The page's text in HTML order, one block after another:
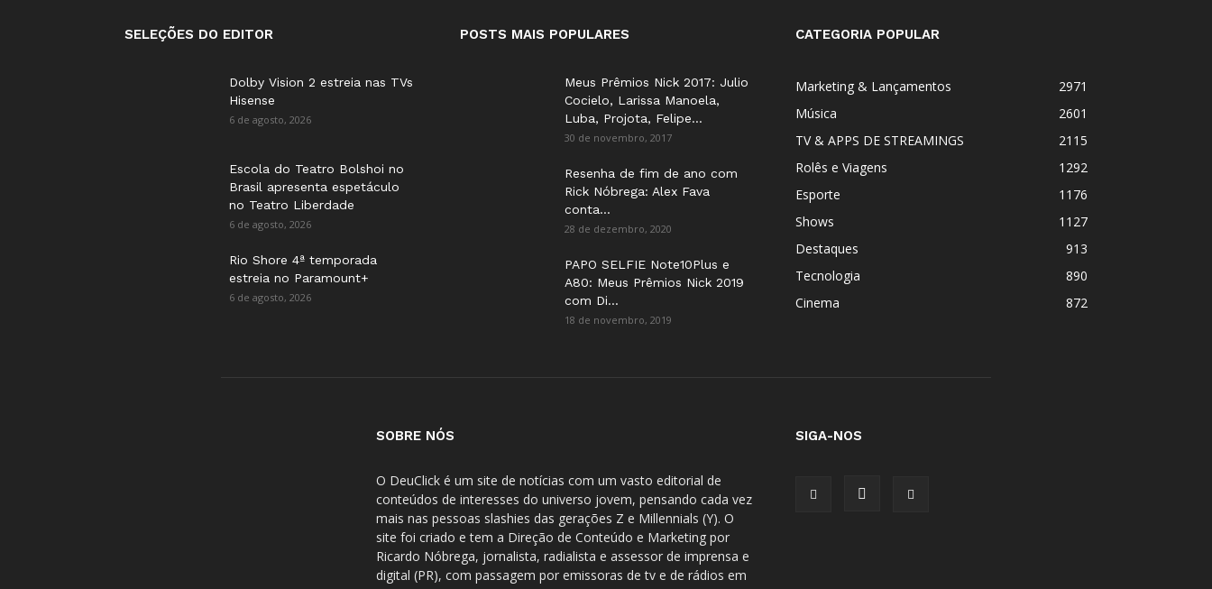
SELEÇÕES DO EDITOR
Dolby Vision 2 estreia nas TVs
Hisense
6 de agosto, 2026
Escola do Teatro Bolshoi no
Brasil apresenta espetáculo
no Teatro Liberdade
6 de agosto, 2026
Rio Shore 4ª temporada
estreia no Paramount+
6 de agosto, 2026
POSTS MAIS POPULARES
Meus Prêmios Nick 2017: Julio
Cocielo, Larissa Manoela,
Luba, Projota, Felipe...
30 de novembro, 2017
Resenha de fim de ano com
Rick Nóbrega: Alex Fava
conta...
28 de dezembro, 2020
PAPO SELFIE Note10Plus e
A80: Meus Prêmios Nick 2019
com Di...
18 de novembro, 2019
CATEGORIA POPULAR
Marketing & Lançamentos
2971
Música
2601
TV & APPS DE STREAMINGS
2115
Rolês e Viagens
1292
Esporte
1176
Shows
1127
Destaques
913
Tecnologia
890
Cinema
872
SOBRE NÓS
O DeuClick é um site de notícias com um vasto editorial de
conteúdos de interesses do universo jovem, pensando cada vez
mais nas pessoas slashies das gerações Z e Millennials (Y). O
site foi criado e tem a Direção de Conteúdo e Marketing por
Ricardo Nóbrega, jornalista, radialista e assessor de imprensa e
digital (PR), com passagem por emissoras de tv e de rádios em
SIGA-NOS